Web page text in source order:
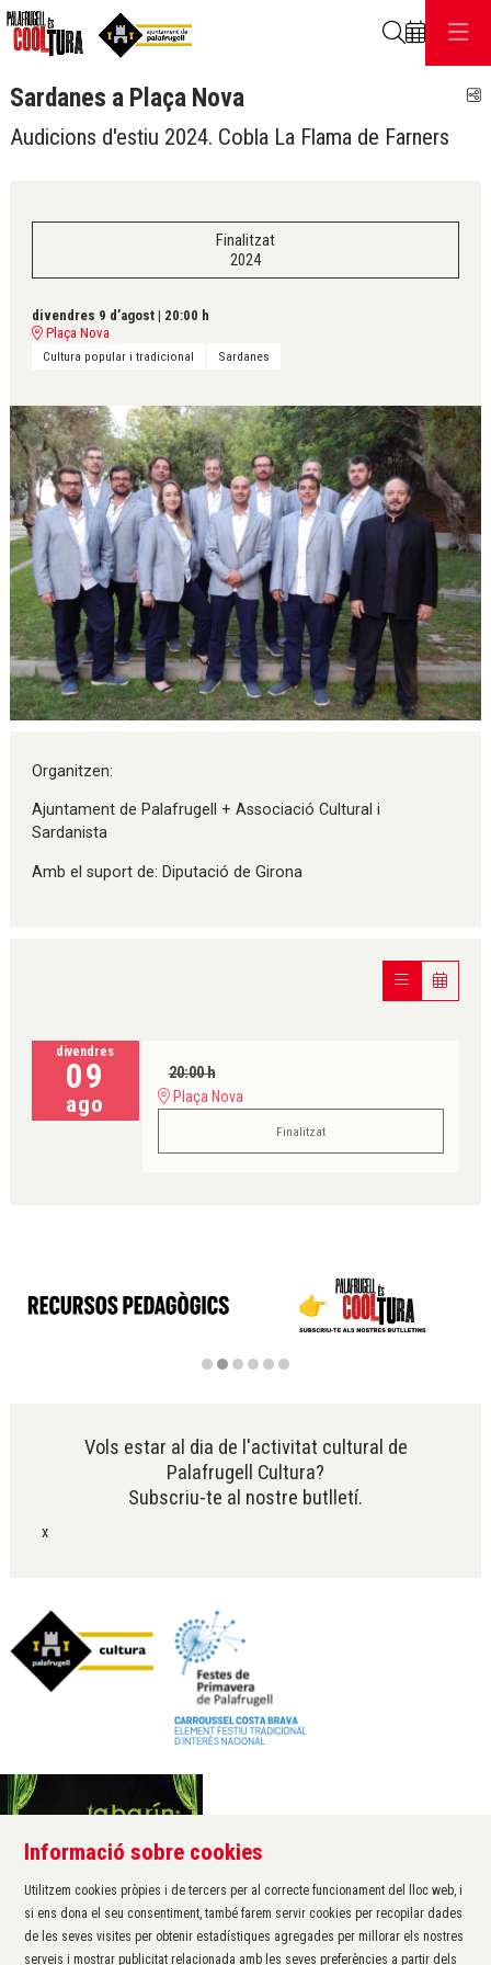
Sardanes a Plaça Nova
Audicions d'estiu 2024. Cobla La Flama de Farners
Finalitzat
2024
divendres 9 d’agost | 20:00 h
Plaça Nova
Cultura popular i tradicional Sardanes
Organitzen:
Ajuntament de Palafrugell + Associació Cultural i
Sardanista
Amb el suport de: Diputació de Girona
divendres
09
ago
20:00 h
Plaça Nova
Finalitzat
Vols estar al dia de l'activitat cultural de
Palafrugell Cultura?
Subscriu-te al nostre butlletí.
x
Àrea de cultura de l'Ajuntament de Palafrugell
Carrer Santa Margarida, 1
17200 Palafrugell
972 611 172 ·
cultura@palafrugell.cat
Informació sobre cookies
Utilitzem cookies pròpies i de tercers per al correcte funcionament del lloc web, i
si ens dona el seu consentiment, també farem servir cookies per recopilar dades
de les seves visites per obtenir estadístiques agregades per millorar els nostres
serveis i mostrar publicitat relacionada amb les seves preferències a partir dels